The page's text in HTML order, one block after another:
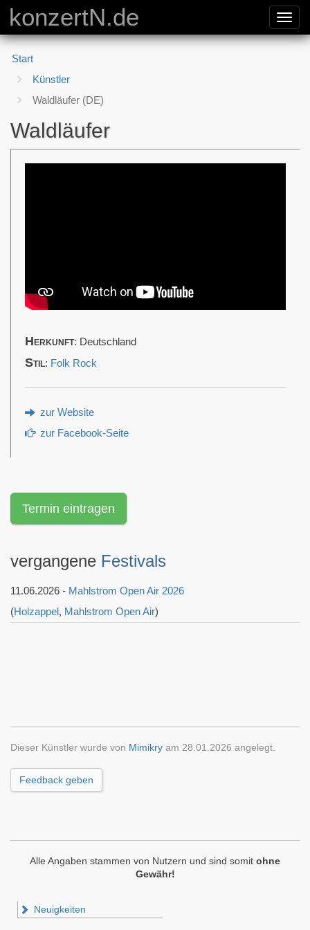
konzertN.de
Start
Künstler
Waldläufer (DE)
Waldläufer
Herkunft: Deutschland
Stil: Folk Rock
zur Website
zur Facebook-Seite
Termin eintragen
vergangene Festivals
11.06.2026 - Mahlstrom Open Air 2026
(Holzappel, Mahlstrom Open Air)
Dieser Künstler wurde von Mimikry am 28.01.2026 angelegt.
Feedback geben
Alle Angaben stammen von Nutzern und sind somit ohne
Gewähr!
Neuigkeiten